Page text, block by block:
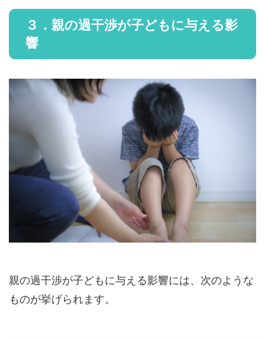
３．親の過干渉が子どもに与える影
響
親の過干渉が子どもに与える影響には、次のような
ものが挙げられます。